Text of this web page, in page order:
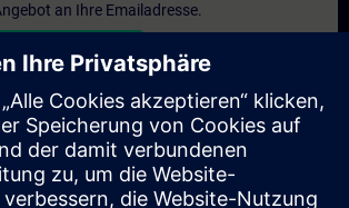
an Ihre Emailadresse.
zusenden
einem höheren Schulungsangebot und
Training – entweder vor Ort bei Ihnen,